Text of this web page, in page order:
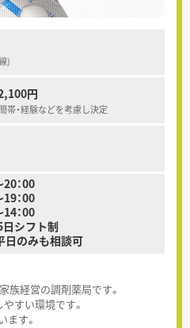
)
円
帯・経験などを考慮し決定
：00
：00
：00
日シフト制
日のみも相談可
族経営の調剤薬局です。
すい環境です。
す。